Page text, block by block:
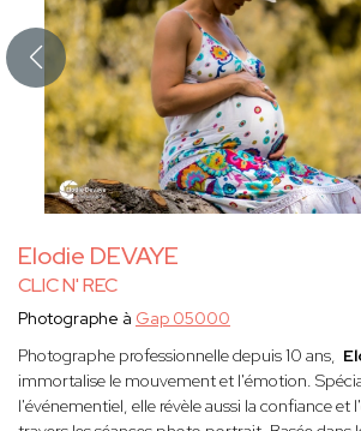
Elodie DEVAYE
CLIC N' REC
Photographe à Gap 05000
Photographe professionnelle depuis 10 ans,
immortalise le mouvement et l'émotion.
l'événementiel, elle révèle aussi la confiance et